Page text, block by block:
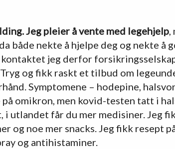
Jeg pleier å vente med legehjelp,
både nekte å hjelpe deg og nekte å
jeg derfor
og fikk raskt et tilbud om
Symptomene – hodepine,
omikron, men kovid-testen tatt i
i utlandet får du mer medisiner. Jeg
og noe mer snacks. Jeg fikk resept
og antihistaminer.